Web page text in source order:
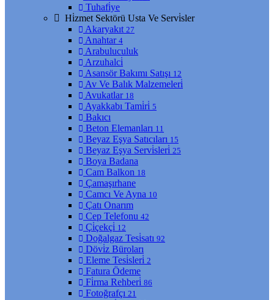
Tuhafi̇ye
Hi̇zmet Sektörü Usta Ve Servi̇sler
Akaryakıt 27
Anahtar 4
Arabuluculuk
Arzuhalci̇
Asansör Bakımı Satışı 12
Av Ve Balık Malzemeleri̇
Avukatlar 18
Ayakkabı Tami̇ri̇ 5
Bakıcı
Beton Elemanları 11
Beyaz Eşya Satıcıları 15
Beyaz Eşya Servi̇sleri̇ 25
Boya Badana
Cam Balkon 18
Çamaşırhane
Camcı Ve Ayna 10
Çatı Onarım
Cep Telefonu 42
Çi̇çekçi̇ 12
Doğalgaz Tesi̇satı 92
Dövi̇z Büroları
Eleme Tesi̇sleri̇ 2
Fatura Ödeme
Fi̇rma Rehberi̇ 86
Fotoğrafçı 21